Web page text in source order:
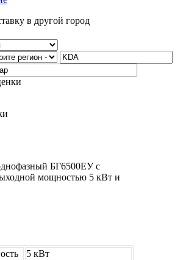
в другой город
БГ6500ЕУ с
мощностью 5 кВт и
5 кВт